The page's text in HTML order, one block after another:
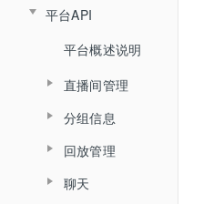
直播间管理
创建直播间
直播间设置
链接获取
回放查看
数据总览
监课管理
监课列表
直播间日志
云盘管理
文档库
媒体库
产品简介
角色介绍
登录与准备
主界面介绍
产品简介
角色介绍
登录
界面介绍
产品发版记录
发版记录
平台API
平台概述说明
直播间管理
创建直播间
更新直播间
分组信息
回放管理
聊天